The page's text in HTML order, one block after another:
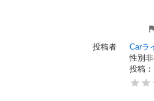
投稿者
Carラ
性別
投稿：